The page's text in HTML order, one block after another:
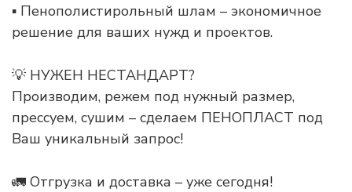
▪ Пенополистирольный шлам – экономичное
решение для ваших нужд и проектов.
💡 НУЖЕН НЕСТАНДАРТ?
Производим, режем под нужный размер,
прессуем, сушим – сделаем ПЕНОПЛАСТ под
Ваш уникальный запрос!
🚛 Отгрузка и доставка – уже сегодня!